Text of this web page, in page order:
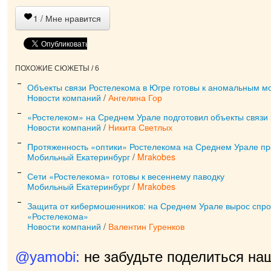
1 / Мне нравится
ПОХОЖИЕ СЮЖЕТЫ / 6
Объекты связи Ростелекома в Югре готовы к аномальным
Новости компаний / Ангелина Гор
«Ростелеком» на Среднем Урале подготовил объекты связи
Новости компаний / Никита Светлых
Протяженность «оптики» Ростелекома на Среднем Урале
Мобильный Екатеринбург / Mrakobes
Сети «Ростелекома» готовы к весеннему паводку
Мобильный Екатеринбург / Mrakobes
Защита от кибермошенников: на Среднем Урале вырос
«Ростелекома»
Новости компаний / Валентин Гуренков
@yamobi: не забудьте поделиться